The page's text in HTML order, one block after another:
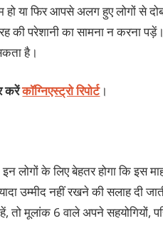
या फिर आपसे अलग हुए लोगों से
परेशानी का सामना न करना पड़ें।
है।
करेंकॉग्निएस्ट्रो रिपोर्ट।
लोगों के लिए बेहतर होगा कि इस
उम्मीद नहीं रखने की सलाह दी
तो मूलांक 6 वाले अपने सहयोगियों,